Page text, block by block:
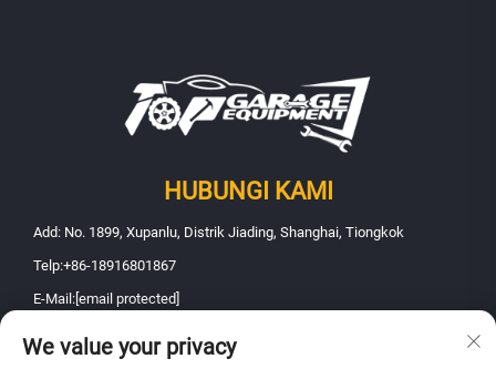
HUBUNGI KAMI
Add: No. 1899, Xupanlu, Distrik Jiading, Shanghai, Tiongkok
Telp:+86-18916801867
E-Mail:[email protected]
We value your privacy